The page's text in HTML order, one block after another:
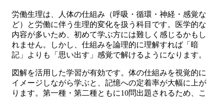
労働生理は、人体の仕組み（呼吸・循環・神経・感覚な
ど）と労働に伴う生理的変化を扱う科目です。医学的な
内容が多いため、初めて学ぶ方には難しく感じるかもし
れません。しかし、仕組みを論理的に理解すれば「暗
記」よりも「思い出す」感覚で解けるようになります。
図解を活用した学習が有効です。体の仕組みを視覚的に
イメージしながら学ぶと、記憶への定着率が大幅に上が
ります。第一種・第二種ともに10問出題されるため、こ